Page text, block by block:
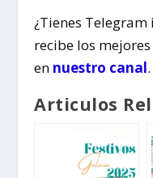
¿Tienes Telegram
recibe los
en nuestro canal.
Articulos